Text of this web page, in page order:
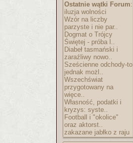
Ostatnie wątki Forum:
iluzja wolności
Wzór na liczby
parzyste i nie par..
Dogmat o Trójcy
Świętej - próba l..
Diabeł tasmański i
zaraźliwy nowo..
Sześcienne odchody-to
jednak możl..
Wszechświat
przygotowany na
więce..
Własność, podatki i
kryzys: syste..
Football i "okolice"
oraz aktorst..
zakazane jabłko z raju